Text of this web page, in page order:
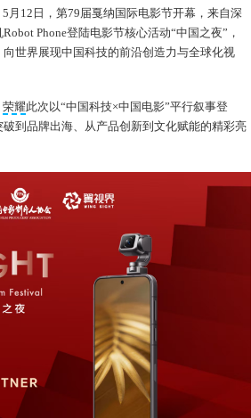
5月12日，第79届戛纳国际电影节开幕，来自深
Phone登陆电影节核心活动“中国之夜”，
世界展现中国科技的前沿创造力与全球化视
荣耀此次以“中国科技×中国电影”平行叙事登
到品牌出海、从产品创新到文化赋能的精彩亮